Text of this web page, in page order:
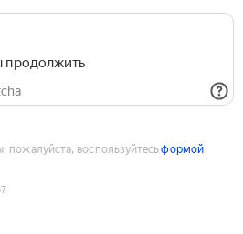
продолжить
пожалуйста, воспользуйтесьформой